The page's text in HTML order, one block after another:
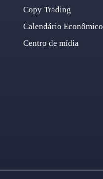
Copy Trading
Calendário Econômico
Centro de mídia